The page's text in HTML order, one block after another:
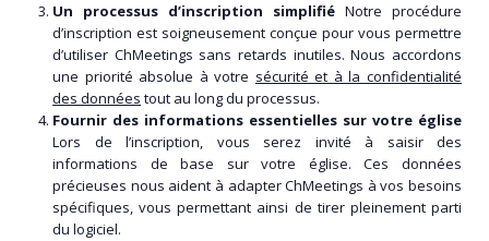
Un processus d’inscription simplifié Notre procédure
d’inscription est soigneusement conçue pour vous permettre
d’utiliser ChMeetings sans retards inutiles. Nous accordons
une priorité absolue à votre sécurité et à la confidentialité
des données tout au long du processus.
Fournir des informations essentielles sur votre église
Lors de l’inscription, vous serez invité à saisir des
informations de base sur votre église. Ces données
précieuses nous aident à adapter ChMeetings à vos besoins
spécifiques, vous permettant ainsi de tirer pleinement parti
du logiciel.